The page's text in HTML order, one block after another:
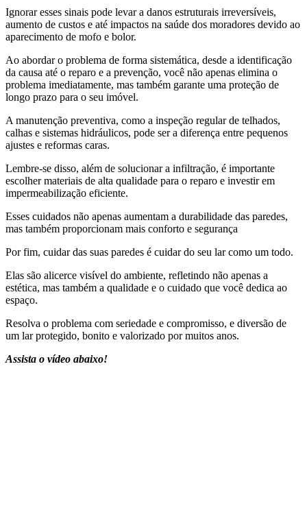
Ignorar esses sinais pode levar a danos estruturais irreversíveis,
aumento de custos e até impactos na saúde dos moradores devido ao
aparecimento de mofo e bolor.
Ao abordar o problema de forma sistemática, desde a identificação
da causa até o reparo e a prevenção, você não apenas elimina o
problema imediatamente, mas também garante uma proteção de
longo prazo para o seu imóvel.
A manutenção preventiva, como a inspeção regular de telhados,
calhas e sistemas hidráulicos, pode ser a diferença entre pequenos
ajustes e reformas caras.
Lembre-se disso, além de solucionar a infiltração, é importante
escolher materiais de alta qualidade para o reparo e investir em
impermeabilização eficiente.
Esses cuidados não apenas aumentam a durabilidade das paredes,
mas também proporcionam mais conforto e segurança
Por fim, cuidar das suas paredes é cuidar do seu lar como um todo.
Elas são alicerce visível do ambiente, refletindo não apenas a
estética, mas também a qualidade e o cuidado que você dedica ao
espaço.
Resolva o problema com seriedade e compromisso, e diversão de
um lar protegido, bonito e valorizado por muitos anos.
Assista o vídeo abaixo!